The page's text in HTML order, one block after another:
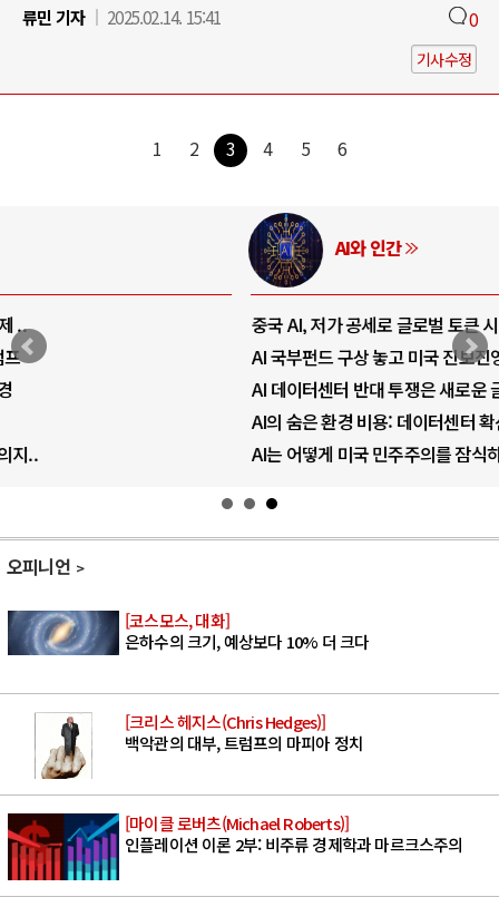
류민 기자
2025.02.14. 15:41 0
기사수정
1 2 3 4 5 6
중국 AI, 저가 공세로 글로벌 토큰 시..
AI 국부펀드 구상 놓고 미국 진보진영 ..
AI 데이터센터 반대 투쟁은 새로운 글로..
AI의 숨은 환경 비용: 데이터센터 확산..
AI는 어떻게 미국 민주주의를 잠식하고 ..
오피니언
[코스모스, 대화]
은하수의 크기, 예상보다 10% 더 크다
[크리스 헤지스(Chris Hedges)]
백악관의 대부, 트럼프의 마피아 정치
[마이클 로버츠(Michael Roberts)]
인플레이션 이론 2부: 비주류 경제학과 마르크스주의